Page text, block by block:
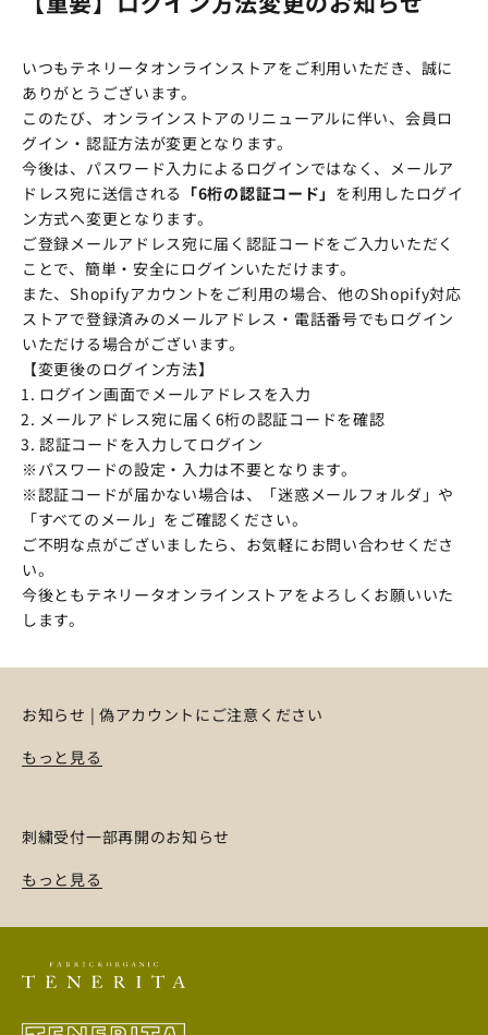
いつもテネリータオンラインストアをご利用いただき、誠に
ありがとうございます。
このたび、オンラインストアのリニューアルに伴い、会員ロ
グイン・認証方法が変更となります。
今後は、パスワード入力によるログインではなく、メールア
ドレス宛に送信される 「6桁の認証コード」 を利用したログイ
ン方式へ変更となります。
ご登録メールアドレス宛に届く認証コードをご入力いただく
ことで、簡単・安全にログインいただけます。
また、Shopifyアカウントをご利用の場合、他のShopify対応
ストアで登録済みのメールアドレス・電話番号でもログイン
いただける場合がございます。
【変更後のログイン方法】
ログイン画面でメールアドレスを入力
メールアドレス宛に届く6桁の認証コードを確認
認証コードを入力してログイン
※パスワードの設定・入力は不要となります。
※認証コードが届かない場合は、「迷惑メールフォルダ」や
「すべてのメール」をご確認ください。
ご不明な点がございましたら、お気軽にお問い合わせくださ
い。
今後ともテネリータオンラインストアをよろしくお願いいた
します。
お知らせ | 偽アカウントにご注意ください
もっと見る
刺繍受付一部再開のお知らせ
もっと見る